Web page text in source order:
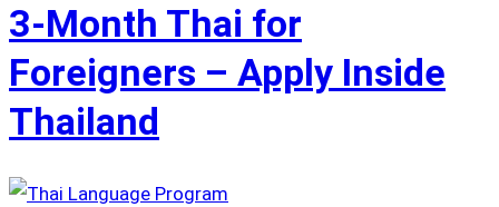
3-Month Thai for
Foreigners – Apply Inside
Thailand